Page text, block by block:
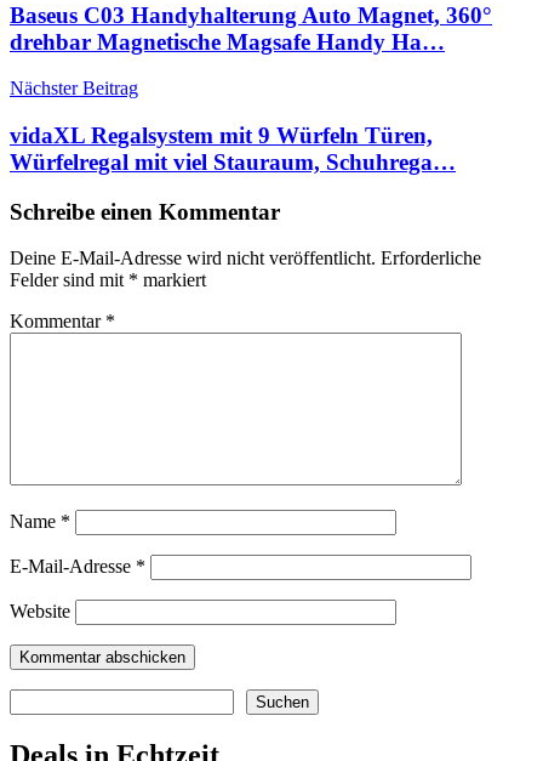
Baseus C03 Handyhalterung Auto Magnet, 360°
drehbar Magnetische Magsafe Handy Ha…
Nächster Beitrag
vidaXL Regalsystem mit 9 Würfeln Türen,
Würfelregal mit viel Stauraum, Schuhrega…
Schreibe einen Kommentar
Deine E-Mail-Adresse wird nicht veröffentlicht. Erforderliche
Felder sind mit * markiert
Kommentar *
Name *
E-Mail-Adresse *
Website
Suchen